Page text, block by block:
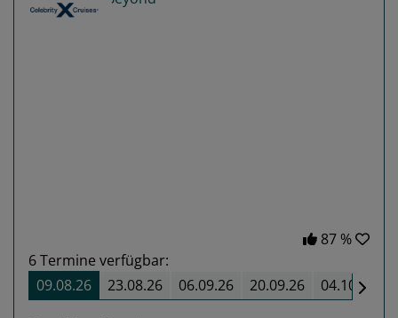
87 %
6Termine verfügbar:
09.08.26
23.08.26 06.09.26 20.09.26 04.10.26